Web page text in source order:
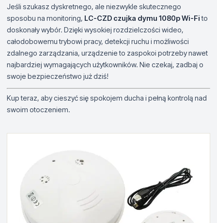
Jeśli szukasz dyskretnego, ale niezwykle skutecznego
sposobu na monitoring, LC-CZD czujka dymu 1080p Wi-Fito
doskonały wybór. Dzięki wysokiej rozdzielczości wideo,
całodobowemu trybowi pracy, detekcji ruchu i możliwości
zdalnego zarządzania, urządzenie to zaspokoi potrzeby nawet
najbardziej wymagających użytkowników. Nie czekaj, zadbaj o
swoje bezpieczeństwo już dziś!
Kup teraz, aby cieszyć się spokojem ducha i pełną kontrolą nad
swoim otoczeniem.